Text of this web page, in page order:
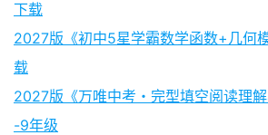
下载
2027版《初中5星学霸数学函数+几何
载
2027版《万唯中考・完型填空阅读理
-9年级